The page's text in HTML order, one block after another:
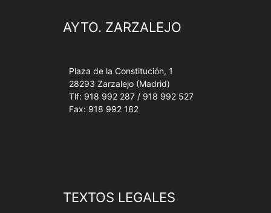
AYTO. ZARZALEJO
Plaza de la Constitución, 1
28293 Zarzalejo (Madrid)
Tlf: 918 992 287 / 918 992 527
Fax: 918 992 182
TEXTOS LEGALES